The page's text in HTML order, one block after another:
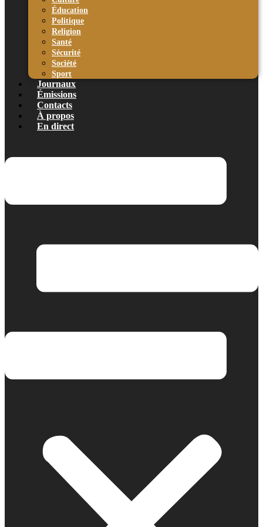
Éducation
Politique
Religion
Santé
Sécurité
Société
Sport
Journaux
Émissions
Contacts
À propos
En direct